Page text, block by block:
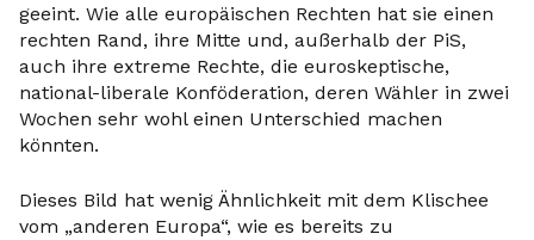
geeint. Wie alle europäischen Rechten hat sie einen
rechten Rand, ihre Mitte und, außerhalb der PiS,
auch ihre extreme Rechte, die euroskeptische,
national-liberale Konföderation, deren Wähler in zwei
Wochen sehr wohl einen Unterschied machen
könnten.
Dieses Bild hat wenig Ähnlichkeit mit dem Klischee
vom „anderen Europa“, wie es bereits zu